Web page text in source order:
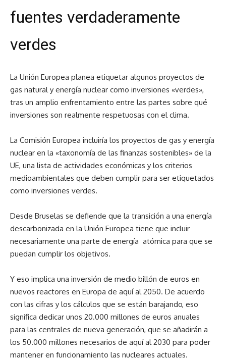
fuentes verdaderamente
verdes
La Unión Europea planea etiquetar algunos proyectos de
gas natural y energía nuclear como inversiones «verdes»,
tras un amplio enfrentamiento entre las partes sobre qué
inversiones son realmente respetuosas con el clima.
La Comisión Europea incluiría los proyectos de gas y energía
nuclear en la «taxonomía de las finanzas sostenibles» de la
UE, una lista de actividades económicas y los criterios
medioambientales que deben cumplir para ser etiquetados
como inversiones verdes.
Desde Bruselas se defiende que la transición a una energía
descarbonizada en la Unión Europea tiene que incluir
necesariamente una parte de energía atómica para que se
puedan cumplir los objetivos.
Y eso implica una inversión de medio billón de euros en
nuevos reactores en Europa de aquí al 2050. De acuerdo
con las cifras y los cálculos que se están barajando, eso
significa dedicar unos 20.000 millones de euros anuales
para las centrales de nueva generación, que se añadirán a
los 50.000 millones necesarios de aquí al 2030 para poder
mantener en funcionamiento las nucleares actuales.